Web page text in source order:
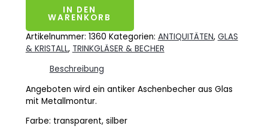
IN DEN
WARENKORB
Artikelnummer: 1360 Kategorien: ANTIQUITÄTEN, GLAS
& KRISTALL, TRINKGLÄSER & BECHER
Beschreibung
Angeboten wird ein antiker Aschenbecher aus Glas
mit Metallmontur.
Farbe: transparent, silber